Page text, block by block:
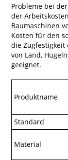
Probleme bei
der
Baumaschinen
Kosten für den
die
von Land,
geeignet.
Produktname
Standard
Material